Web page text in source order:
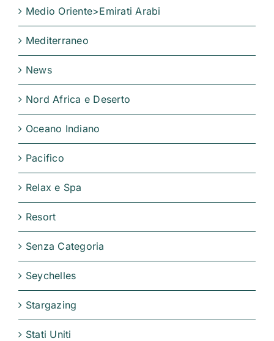
Medio Oriente>Emirati Arabi
Mediterraneo
News
Nord Africa e Deserto
Oceano Indiano
Pacifico
Relax e Spa
Resort
Senza Categoria
Seychelles
Stargazing
Stati Uniti